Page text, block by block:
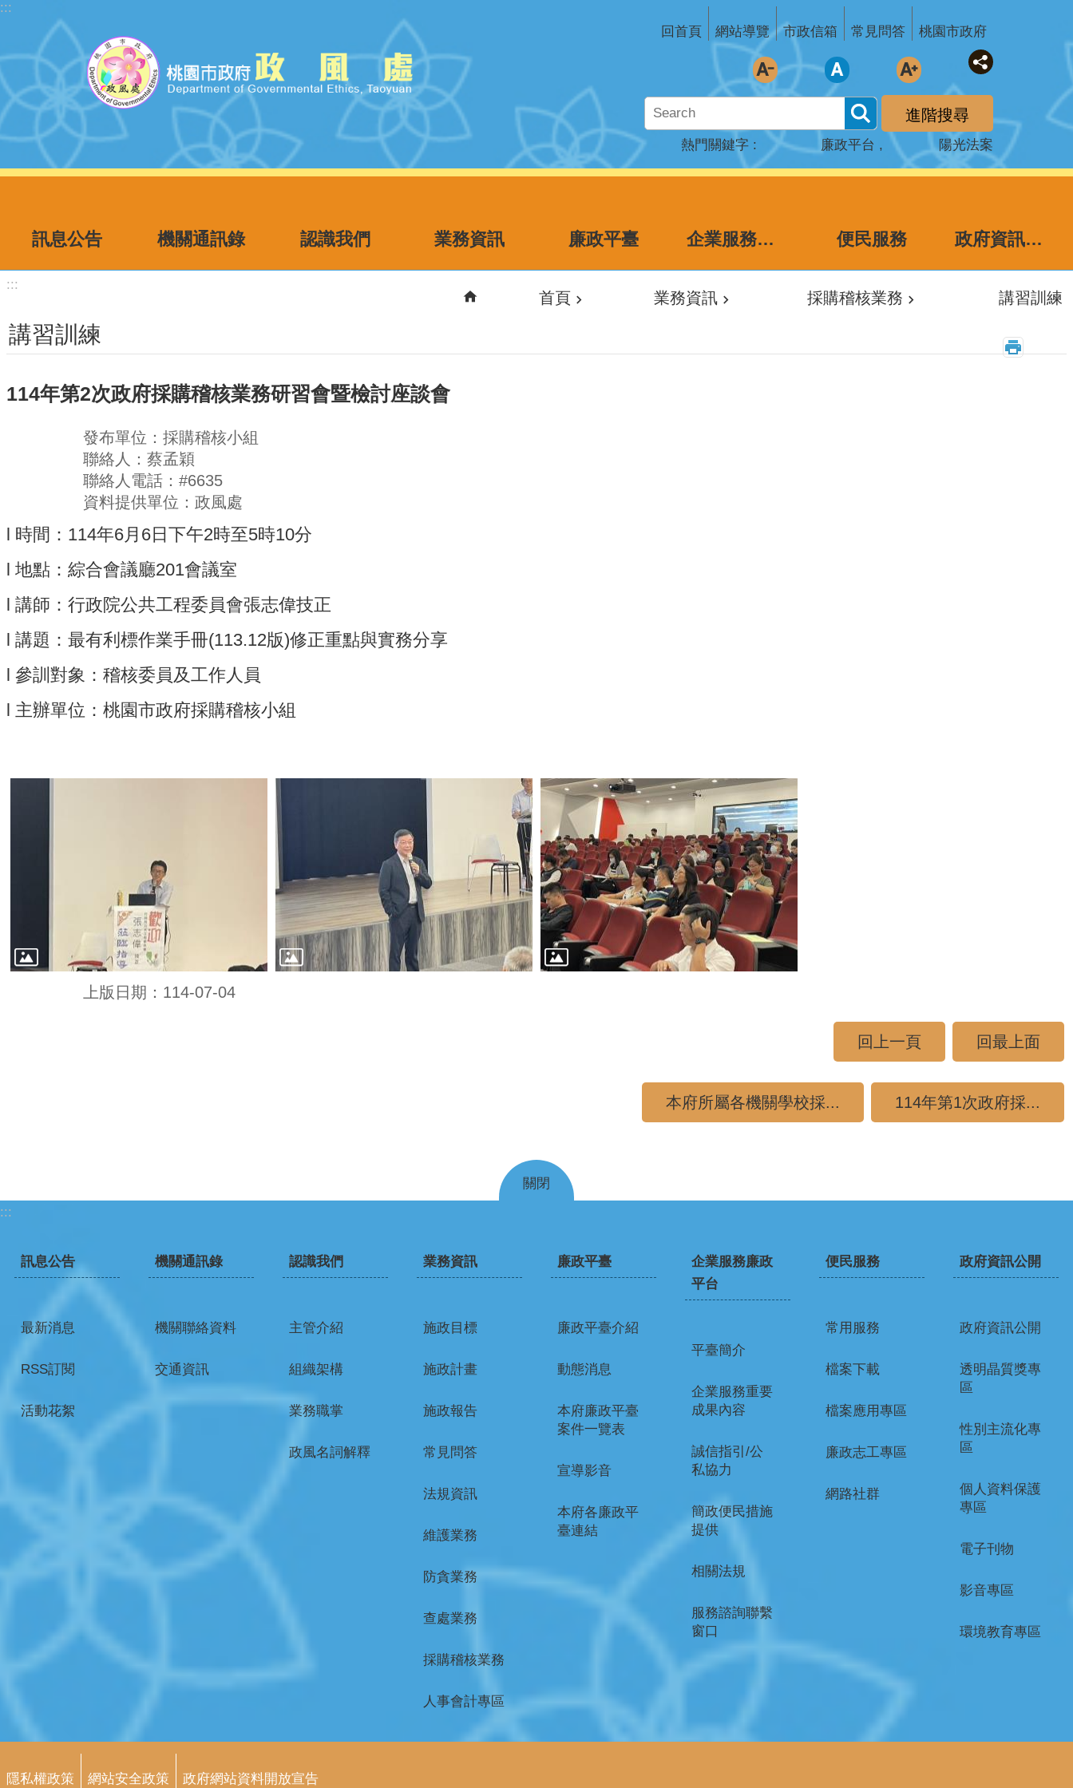
跳到主要內容區塊
:::
回首頁
網站導覽 市政信箱 常見問答 桃園市政府
進階搜尋
熱門關鍵字 廉政平台 陽光法案
訊息公告 機關通訊錄 認識我們 業務資訊 廉政平臺 企業服務廉政平台 便民服務 政府資訊公開
:::
首頁 業務資訊 採購稽核業務 講習訓練
講習訓練
114年第2次政府採購稽核業務研習會暨檢討座談會
發布單位：採購稽核小組
聯絡人：蔡孟穎
聯絡人電話：#6635
資料提供單位：政風處
l 時間：114年6月6日下午2時至5時10分
l 地點：綜合會議廳201會議室
l 講師：行政院公共工程委員會張志偉技正
l 講題：最有利標作業手冊(113.12版)修正重點與實務分享
l 參訓對象：稽核委員及工作人員
l 主辦單位：桃園市政府採購稽核小組
上版日期：114-07-04
回上一頁 回最上面
本府所屬各機關學校採... 114年第1次政府採...
關閉
:::
訊息公告
最新消息
RSS訂閱
活動花絮
機關通訊錄
機關聯絡資料
交通資訊
認識我們
主管介紹
組織架構
業務職掌
政風名詞解釋
業務資訊
施政目標
施政計畫
施政報告
常見問答
法規資訊
維護業務
防貪業務
查處業務
採購稽核業務
人事會計專區
廉政平臺
廉政平臺介紹
動態消息
本府廉政平臺
案件一覽表
宣導影音
本府各廉政平
臺連結
企業服務廉政
平台
平臺簡介
企業服務重要
成果內容
誠信指引/公
私協力
簡政便民措施
提供
相關法規
服務諮詢聯繫
窗口
便民服務
常用服務
檔案下載
檔案應用專區
廉政志工專區
網路社群
政府資訊公開
政府資訊公開
透明晶質獎專
區
性別主流化專
區
個人資料保護
專區
電子刊物
影音專區
環境教育專區
隱私權政策 網站安全政策 政府網站資料開放宣告